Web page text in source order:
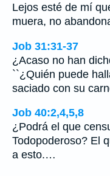
Lejos esté de mí
muera, no
Job 31:31-37
¿Acaso no han
``¿Quién puede
saciado con su
Job 40:2,4,5,8
¿Podrá el que
Todopoderoso? El
a esto.…